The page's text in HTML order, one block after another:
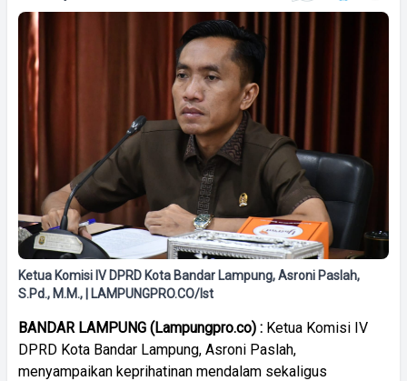
Ketua Komisi IV DPRD Kota Bandar Lampung, Asroni Paslah,
S.Pd., M.M., | LAMPUNGPRO.CO/Ist
BANDAR LAMPUNG (Lampungpro.co) : Ketua Komisi IV
DPRD Kota Bandar Lampung, Asroni Paslah,
menyampaikan keprihatinan mendalam sekaligus